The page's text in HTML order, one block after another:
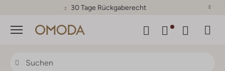
30 Tage Rückgaberecht
Menü